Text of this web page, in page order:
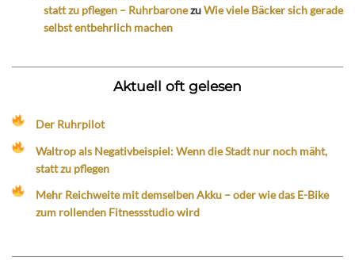
statt zu pflegen – RuhrbaronezuWie viele Bäcker sich gerade
selbst entbehrlich machen
Aktuell oft gelesen
Der Ruhrpilot
Waltrop als Negativbeispiel: Wenn die Stadt nur noch mäht,
statt zu pflegen
Mehr Reichweite mit demselben Akku – oder wie das E-Bike
zum rollenden Fitnessstudio wird